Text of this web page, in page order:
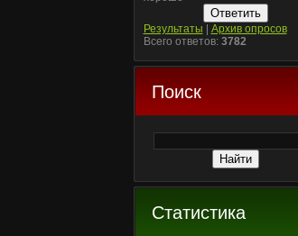
Результаты
Архив опросов
Всего ответов: 3782
Поиск
Статистика